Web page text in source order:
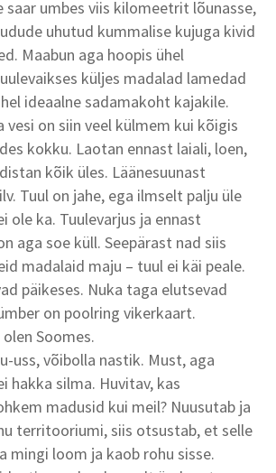
saar umbes viis kilomeetrit lõunasse,
uhutud kummalise kujuga kivid
Maabun aga hoopis ühel
küljes madalad lamedad
ideaalne sadamakoht kajakile.
vesi on siin veel külmem kui kõigis
kokku. Laotan ennast laiali, loen,
kõik üles. Läänesuunast
Tuul on jahe, ega ilmselt palju üle
ole ka. Tuulevarjus ja ennast
aga soe küll. Seepärast nad siis
madalaid maju – tuul ei käi peale.
päikeses. Nuka taga elutsevad
on poolring vikerkaart.
Soomes.
uss, võibolla nastik. Must, aga
hakka silma. Huvitav, kas
madusid kui meil? Nuusutab ja
territooriumi, siis otsustab, et selle
mingi loom ja kaob rohu sisse.